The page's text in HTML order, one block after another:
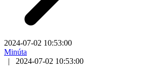
2024-07-02 10:53:00
Minúta
|
2024-07-02 10:53:00